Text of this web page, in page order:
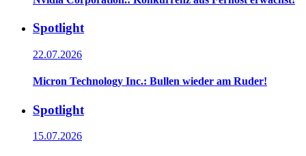
Spotlight
22.07.2026
Micron Technology Inc.: Bullen wieder am Ruder!
Spotlight
15.07.2026